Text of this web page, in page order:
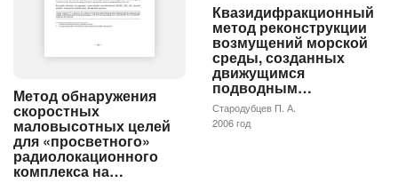
Метод обнаружения
скоростных
маловысотных целей
для «просветного»
радиолокационного
комплекса на…
Квазидифракционный
метод реконструкции
возмущений морской
среды, созданных
движущимся
подводным…
Стародубцев П. А.
2006 год